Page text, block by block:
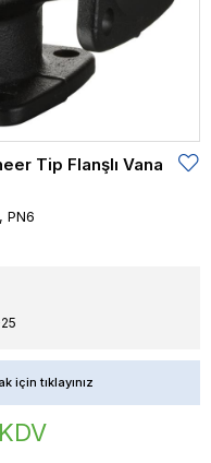
Tip Flanşlı Vana
PN6
için tıklayınız